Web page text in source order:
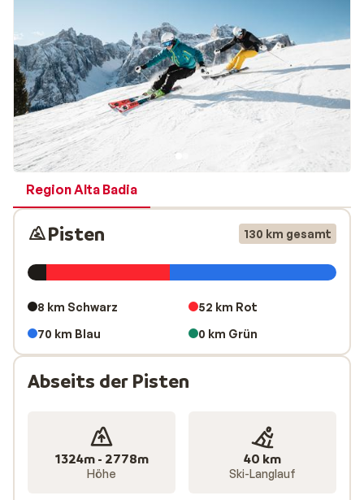
Region Alta Badia
Pisten 130 km gesamt
8 km Schwarz
52 km Rot
70 km Blau
0 km Grün
Abseits der Pisten
1324m - 2778m
Höhe
40 km
Ski-Langlauf